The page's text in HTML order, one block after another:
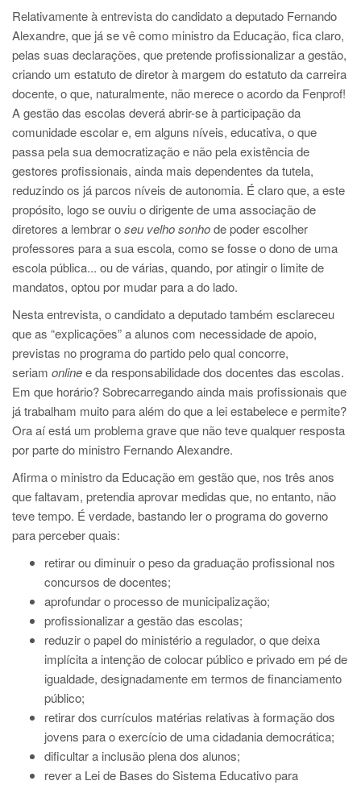
Relativamente à entrevista do candidato a deputado Fernando
Alexandre, que já se vê como ministro da Educação, fica claro,
pelas suas declarações, que pretende profissionalizar a gestão,
criando um estatuto de diretor à margem do estatuto da carreira
docente, o que, naturalmente, não merece o acordo da Fenprof!
A gestão das escolas deverá abrir-se à participação da
comunidade escolar e, em alguns níveis, educativa, o que
passa pela sua democratização e não pela existência de
gestores profissionais, ainda mais dependentes da tutela,
reduzindo os já parcos níveis de autonomia. É claro que, a este
propósito, logo se ouviu o dirigente de uma associação de
diretores a lembrar oseu velho sonhode poder escolher
professores para a sua escola, como se fosse o dono de uma
escola pública... ou de várias, quando, por atingir o limite de
mandatos, optou por mudar para a do lado.
Nesta entrevista, o candidato a deputado também esclareceu
que as “explicações” a alunos com necessidade de apoio,
previstas no programa do partido pelo qual concorre,
seriam onlinee da responsabilidade dos docentes das escolas.
Em que horário? Sobrecarregando ainda mais profissionais que
já trabalham muito para além do que a lei estabelece e permite?
Ora aí está um problema grave que não teve qualquer resposta
por parte do ministro Fernando Alexandre.
Afirma o ministro da Educação em gestão que, nos três anos
que faltavam, pretendia aprovar medidas que, no entanto, não
teve tempo. É verdade, bastando ler o programa do governo
para perceber quais:
retirar ou diminuir o peso da graduação profissional nos
concursos de docentes;
aprofundar o processo de municipalização;
profissionalizar a gestão das escolas;
reduzir o papel do ministério a regulador, o que deixa
implícita a intenção de colocar público e privado em pé de
igualdade, designadamente em termos de financiamento
público;
retirar dos currículos matérias relativas à formação dos
jovens para o exercício de uma cidadania democrática;
dificultar a inclusão plena dos alunos;
rever a Lei de Bases do Sistema Educativo para